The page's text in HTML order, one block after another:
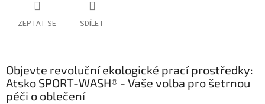
ZEPTAT SE SDÍLET
Objevte revoluční ekologické prací prostředky:
Atsko SPORT-WASH® - Vaše volba pro šetrnou
péči o oblečení